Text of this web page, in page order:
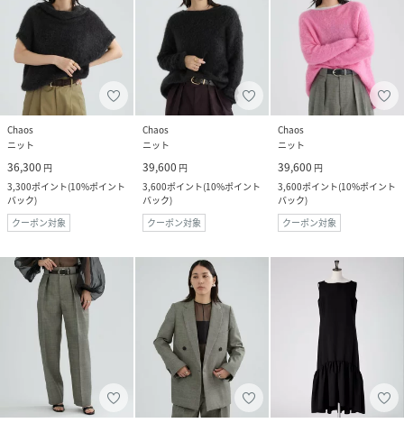
Chaos
ニット
36,300 円
3,300ポイント(10%ポイント
バック)
クーポン対象
Chaos
ニット
39,600 円
3,600ポイント(10%ポイント
バック)
クーポン対象
Chaos
ニット
39,600 円
3,600ポイント(10%ポイント
バック)
クーポン対象